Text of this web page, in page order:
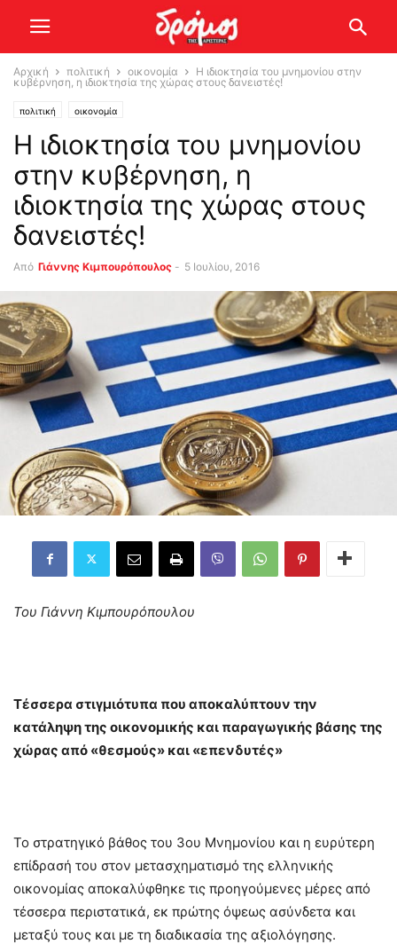
Αρχική πολιτική οικονομία
Η ιδιοκτησία του μνημονίου στην
κυβέρνηση, η ιδιοκτησία της χώρας στους δανειστές!
πολιτική οικονομία
Η ιδιοκτησία του μνημονίου
στην κυβέρνηση, η
ιδιοκτησία της χώρας στους
δανειστές!
Από Γιάννης Κιμπουρόπουλος - 5 Ιουλίου, 2016
Του Γιάννη Κιμπουρόπουλου
Τέσσερα στιγμιότυπα που αποκαλύπτουν την
κατάληψη της οικονομικής και παραγωγικής βάσης της
χώρας από «θεσμούς» και «επενδυτές»
Το στρατηγικό βάθος του 3ου Μνημονίου και η ευρύτερη
επίδρασή του στον μετασχηματισμό της ελληνικής
οικονομίας αποκαλύφθηκε τις προηγούμενες μέρες από
τέσσερα περιστατικά, εκ πρώτης όψεως ασύνδετα και
μεταξύ τους και με τη διαδικασία της αξιολόγησης.